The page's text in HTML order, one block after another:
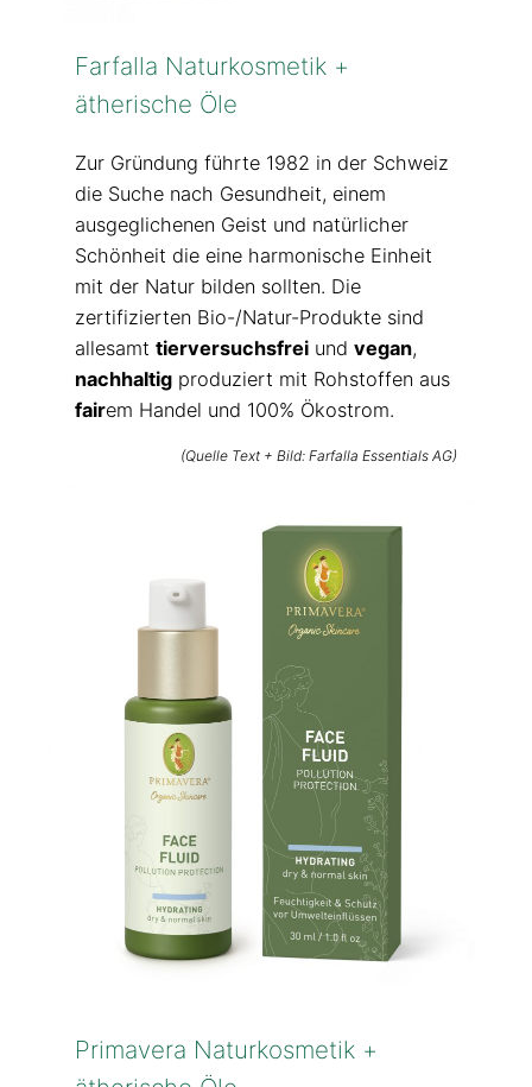
Farfalla Naturkosmetik +
ätherische Öle
Zur Gründung führte 1982 in der Schweiz
die Suche nach Gesundheit, einem
ausgeglichenen Geist und natürlicher
Schönheit die eine harmonische Einheit
mit der Natur bilden sollten. Die
zertifizierten Bio-/Natur-Produkte sind
allesamt tierversuchsfreiund vegan,
nachhaltigproduziert mit Rohstoffen aus
fairem Handel und 100% Ökostrom.
(Quelle Text + Bild:Farfalla Essentials AG)
Primavera Naturkosmetik +